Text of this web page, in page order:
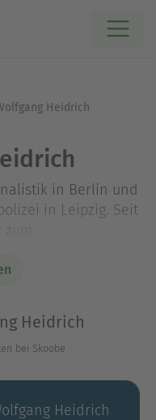
Heidrich
in Berlin und
in Leipzig. Seit
NS-Geschichte im
Heidrich
bei Skoobe
Heidrich